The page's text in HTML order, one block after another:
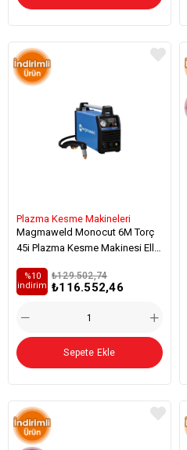
Plazma Kesme Makineleri
Magmaweld Monocut 6M Torç
45i Plazma Kesme Makinesi Elle
₺116.552,46
₺129.502,74
%10
i̇ndirim
Sepete Ekle